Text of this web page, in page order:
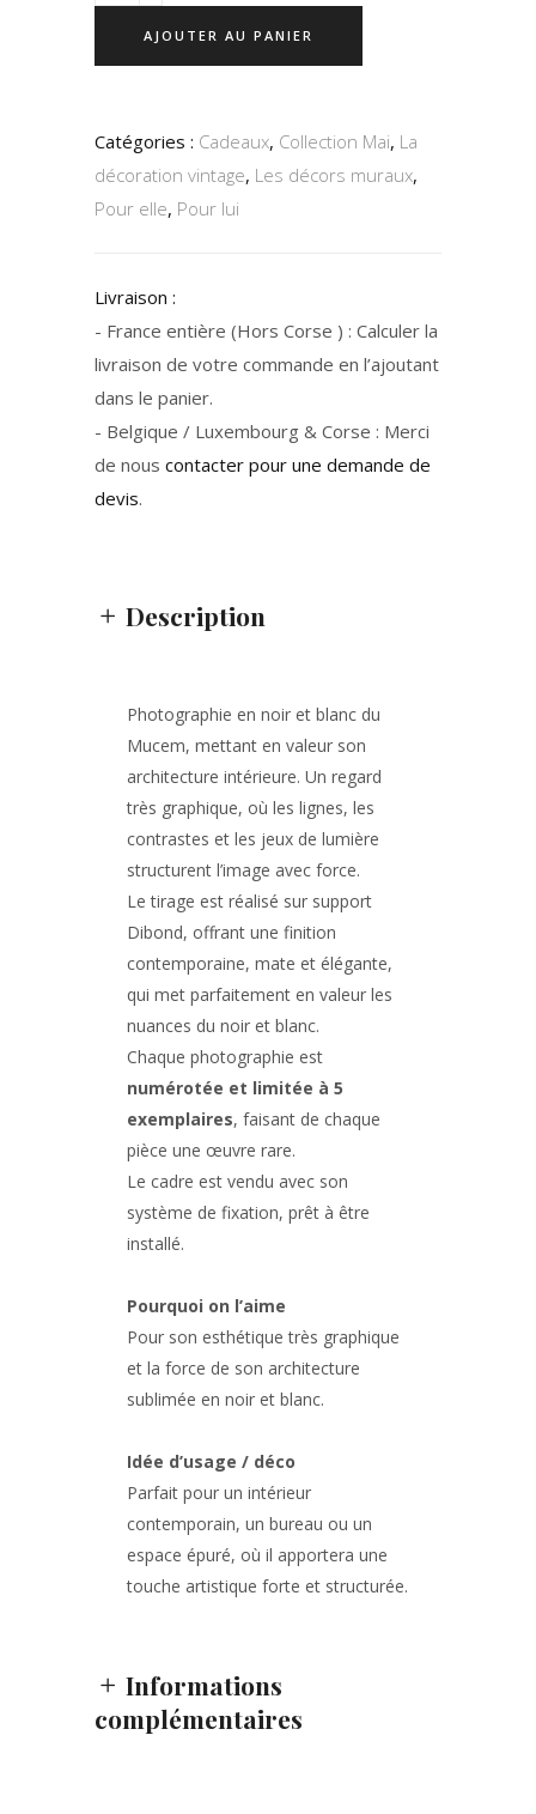
AJOUTER AU PANIER
Catégories : Cadeaux, Collection Mai, La
décoration vintage, Les décors muraux,
Pour elle, Pour lui
Livraison :
- France entière (Hors Corse ) : Calculer la
livraison de votre commande en l’ajoutant
dans le panier.
- Belgique / Luxembourg & Corse : Merci
de nous contacter pour une demande de
devis.
Description
Photographie en noir et blanc du
Mucem, mettant en valeur son
architecture intérieure. Un regard
très graphique, où les lignes, les
contrastes et les jeux de lumière
structurent l’image avec force.
Le tirage est réalisé sur support
Dibond, offrant une finition
contemporaine, mate et élégante,
qui met parfaitement en valeur les
nuances du noir et blanc.
Chaque photographie est
numérotée et limitée à 5
exemplaires, faisant de chaque
pièce une œuvre rare.
Le cadre est vendu avec son
système de fixation, prêt à être
installé.
Pourquoi on l’aime
Pour son esthétique très graphique
et la force de son architecture
sublimée en noir et blanc.
Idée d’usage / déco
Parfait pour un intérieur
contemporain, un bureau ou un
espace épuré, où il apportera une
touche artistique forte et structurée.
Informations
complémentaires